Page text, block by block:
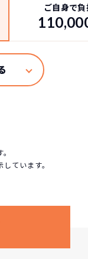
ご自身で
ています。